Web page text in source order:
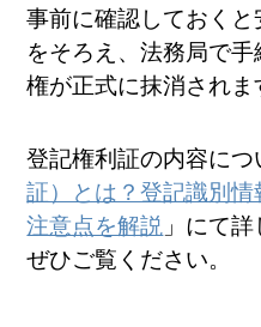
事前に確認しておく
をそろえ、法務局で
権が正式に抹消されま
登記権利証の内容につ
証）とは？登記識別
注意点を解説 」にて
ぜひご覧ください。